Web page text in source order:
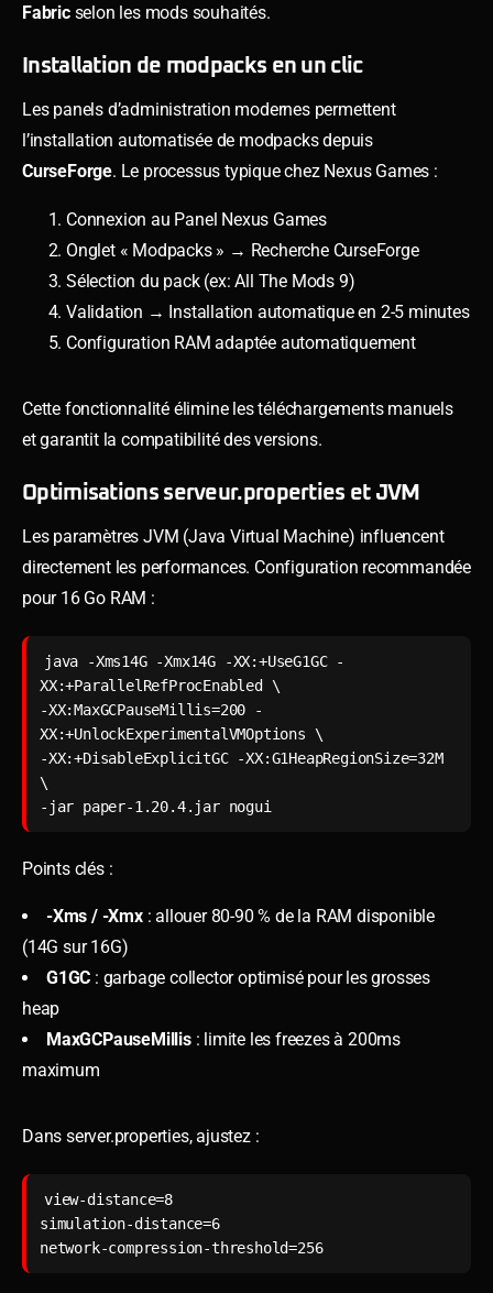
Fabricselon les mods souhaités.
Installation de modpacks en un clic
Les panels d’administration modernes permettent
l’installation automatisée de modpacks depuis
CurseForge. Le processus typique chez Nexus Games :
Connexion au Panel Nexus Games
Onglet « Modpacks » → Recherche CurseForge
Sélection du pack (ex: All The Mods 9)
Validation → Installation automatique en 2-5 minutes
Configuration RAM adaptée automatiquement
Cette fonctionnalité élimine les téléchargements manuels
et garantit la compatibilité des versions.
Optimisations serveur.properties et JVM
Les paramètres JVM (Java Virtual Machine) influencent
directement les performances. Configuration recommandée
pour 16 Go RAM :
java -Xms14G -Xmx14G -XX:+UseG1GC -
XX:+ParallelRefProcEnabled \
-XX:MaxGCPauseMillis=200 -
XX:+UnlockExperimentalVMOptions \
-XX:+DisableExplicitGC -XX:G1HeapRegionSize=32M
\
-jar paper-1.20.4.jar nogui
Points clés :
-Xms / -Xmx: allouer 80-90 % de la RAM disponible
(14G sur 16G)
G1GC : garbage collector optimisé pour les grosses
heap
MaxGCPauseMillis: limite les freezes à 200ms
maximum
Dans server.properties, ajustez :
view-distance=8
simulation-distance=6
network-compression-threshold=256